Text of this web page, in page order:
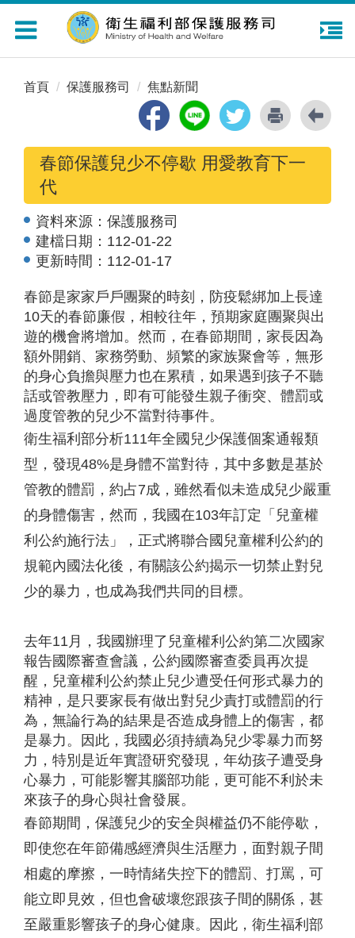
Toggle
navigation
首頁 保護服務司 焦點新聞
春節保護兒少不停歇 用愛教育下一
代
資料來源： 保護服務司
建檔日期： 112-01-22
更新時間： 112-01-17
春節是家家戶戶團聚的時刻，防疫鬆綁加上長達
10天的春節廉假，相較往年，預期家庭團聚與出
遊的機會將增加。然而，在春節期間，家長因為
額外開銷、家務勞動、頻繁的家族聚會等，無形
的身心負擔與壓力也在累積，如果遇到孩子不聽
話或管教壓力，即有可能發生親子衝突、體罰或
過度管教的兒少不當對待事件。
衛生福利部分析111年全國兒少保護個案通報類
型，發現48%是身體不當對待，其中多數是基於
管教的體罰，約占7成，雖然看似未造成兒少嚴重
的身體傷害，然而，我國在103年訂定「兒童權
利公約施行法」，正式將聯合國兒童權利公約的
規範內國法化後，有關該公約揭示一切禁止對兒
少的暴力，也成為我們共同的目標。
去年11月，我國辦理了兒童權利公約第二次國家
報告國際審查會議，公約國際審查委員再次提
醒，兒童權利公約禁止兒少遭受任何形式暴力的
精神，是只要家長有做出對兒少責打或體罰的行
為，無論行為的結果是否造成身體上的傷害，都
是暴力。因此，我國必須持續為兒少零暴力而努
力，特別是近年實證研究發現，年幼孩子遭受身
心暴力，可能影響其腦部功能，更可能不利於未
來孩子的身心與社會發展。
春節期間，保護兒少的安全與權益仍不能停歇，
即使您在年節備感經濟與生活壓力，面對親子間
相處的摩擦，一時情緒失控下的體罰、打罵，可
能立即見效，但也會破壞您跟孩子間的關係，甚
至嚴重影響孩子的身心健康。因此，衛生福利部